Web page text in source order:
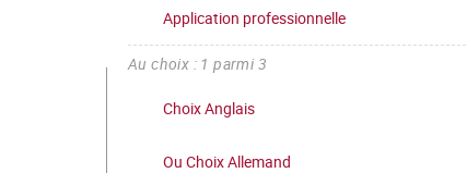
Application professionnelle
Au choix : 1 parmi 3
Choix Anglais
Ou Choix Allemand